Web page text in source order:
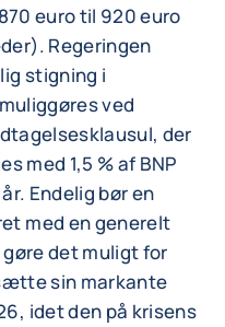
euro til 920 euro
Regeringen
stigning i
ved
der
med 1,5 % af BNP
Endelig bør en
med en generelt
det muligt for
sin markante
idet den på krisens